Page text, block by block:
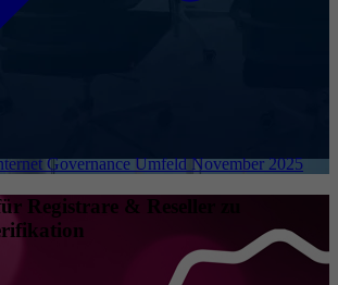
Governance Umfeld November 2025
Registrare & Reseller zu